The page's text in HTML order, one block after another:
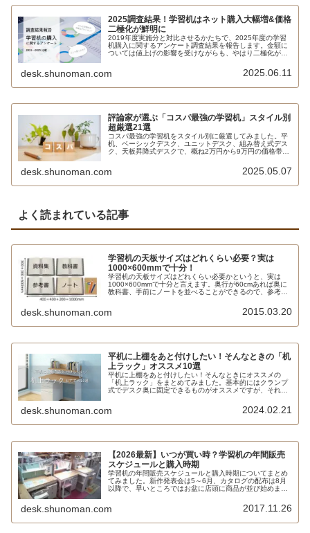
2025調査結果！学習机はネット購入大幅増&価格
二極化が鮮明に
2019年度実施分と対比させるかたちで、2025年度の学習
机購入に関するアンケート調査結果を報告します。金額に
ついては値上げの影響を受けながらも、やはり二極化が進
えていることもあって、ネット購入が半数近くまで増えて
います。
desk.shunoman.com 2025.06.11
評論家が選ぶ「コスパ最強の学習机」スタイル別
超厳選21選
コスパ最強の学習机をスタイル別に厳選してみました。平
机、ベーシックデスク、ユニットデスク、組み替え式デス
ク、天板昇降式デスクで、概ね2万円から9万円の価格帯で
desk.shunoman.com 2025.05.07
よく読まれている記事
学習机の天板サイズはどれくらい必要？実は
1000×600mmで十分！
学習机の天板サイズはどれくらい必要かというと、実は
1000×600mmで十分と言えます。奥行が60cmあれば奥に
教科書、手前にノートを並べることができるので、参考書
desk.shunoman.com 2015.03.20
平机に上棚をあと付けしたい！そんなときの「机
上ラック」オススメ10選
平机に上棚をあと付けしたい！そんなときにオススメの
「机上ラック」をまとめてみました。基本的にはクランプ
式でデスク奥に固定できるものがオススメですが、それが
desk.shunoman.com 2024.02.21
【2026最新】いつが買い時？学習机の年間販売
スケジュールと購入時期
学習机の年間販売スケジュールと購入時期についてまとめ
てみました。新作発表会は5～6月、カタログの配布は8月
以降で、早いところではお盆に店頭に商品が並び始めま
うところも少なくありません。ピークは1～2月ですが、そ
れを過ぎても近年はあまりディスカウントされることはあ
desk.shunoman.com 2017.11.26